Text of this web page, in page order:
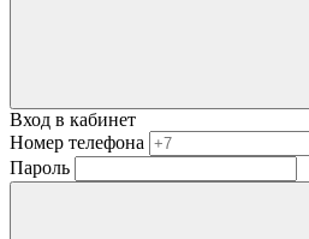
Вход в кабинет
Номер телефона
Пароль